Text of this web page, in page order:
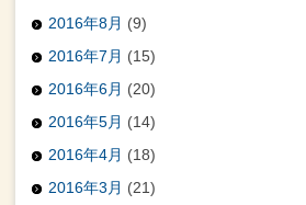
2016年8月 (9)
2016年7月 (15)
2016年6月 (20)
2016年5月 (14)
2016年4月 (18)
2016年3月 (21)